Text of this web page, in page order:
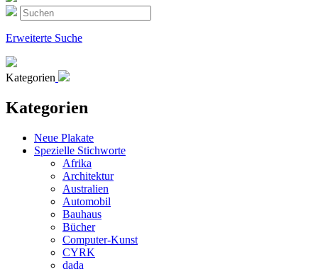
Erweiterte Suche
Kategorien
Kategorien
Neue Plakate
Spezielle Stichworte
Afrika
Architektur
Australien
Automobil
Bauhaus
Bücher
Computer-Kunst
CYRK
dada